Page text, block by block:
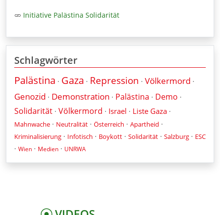
Initiative Palästina Solidarität
Schlagwörter
Palästina · Gaza · Repression · Völkermord ·
Genozid · Demonstration · Palästina · Demo ·
Solidarität · Völkermord · Israel · Liste Gaza ·
Mahnwache · Neutralität · Österreich · Apartheid ·
Kriminalisierung · Infotisch · Boykott · Solidarität · Salzburg · ESC
· Wien · Medien · UNRWA